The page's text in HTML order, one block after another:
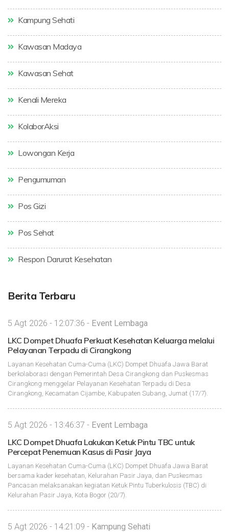
Kampung Sehati
Kawasan Madaya
Kawasan Sehat
Kenali Mereka
KolaborAksi
Lowongan Kerja
Pengumuman
Pos Gizi
Pos Sehat
Respon Darurat Kesehatan
Berita Terbaru
5 Agt 2026 - 12:07:36 - Event Lembaga
LKC Dompet Dhuafa Perkuat Kesehatan Keluarga melalui
Pelayanan Terpadu di Cirangkong
Layanan Kesehatan Cuma-Cuma (LKC) Dompet Dhuafa Jawa Barat
berkolaborasi dengan Pemerintah Desa Cirangkong dan Puskesmas
Cirangkong menggelar Pelayanan Kesehatan Terpadu di Desa
Cirangkong, Kecamatan Cijambe, Kabupaten Subang, Jumat (17/7).
5 Agt 2026 - 13:46:37 - Event Lembaga
LKC Dompet Dhuafa Lakukan Ketuk Pintu TBC untuk
Percepat Penemuan Kasus di Pasir Jaya
Layanan Kesehatan Cuma-Cuma (LKC) Dompet Dhuafa Jawa Barat
bersama kader kesehatan, Kelurahan Pasir Jaya, dan Puskesmas
Pancasan melaksanakan kegiatan Ketuk Pintu Tuberkulosis (TBC) di
Kelurahan Pasir Jaya, Kota Bogor (20/7).
5 Agt 2026 - 14:21:09 - Kampung Sehati